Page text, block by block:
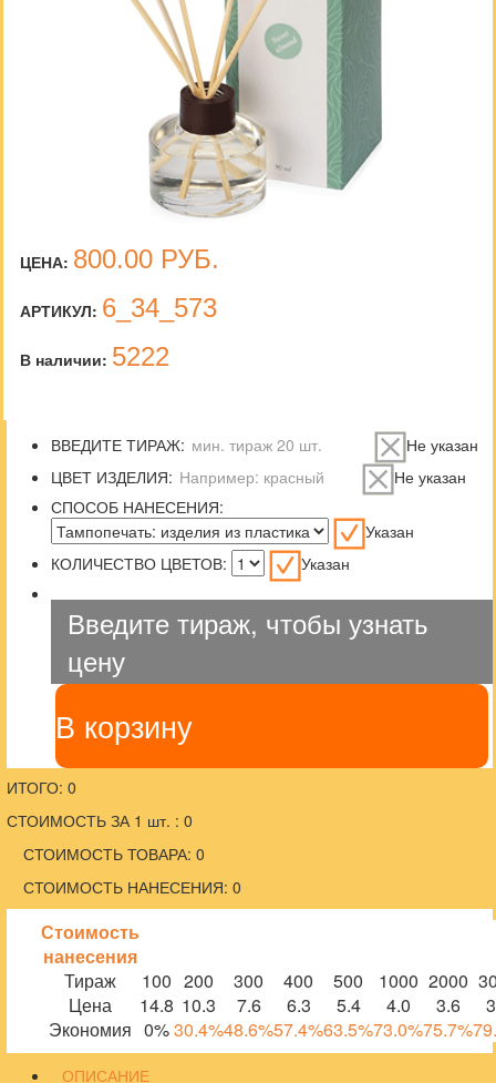
ЦЕНА: 800.00 РУБ.
АРТИКУЛ: 6_34_573
В наличии: 5222
ВВЕДИТЕ ТИРАЖ:
Не указан
ЦВЕТ ИЗДЕЛИЯ:
Не указан
СПОСОБ НАНЕСЕНИЯ:
Указан
КОЛИЧЕСТВО ЦВЕТОВ:
Указан
Введите тираж, чтобы узнать
цену
В корзину
ИТОГО: 0
СТОИМОСТЬ ЗА 1 шт. : 0
СТОИМОСТЬ ТОВАРА: 0
СТОИМОСТЬ НАНЕСЕНИЯ: 0
Стоимость
нанесения
Тираж
100 200 300 400 500 1000 2000
Цена
14.8 10.3 7.6 6.3 5.4 4.0 3.6
Экономия 0%30.4%48.6%57.4%63.5%73.0%75.7%
ОПИСАНИЕ